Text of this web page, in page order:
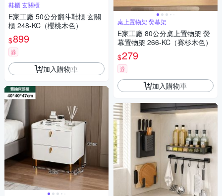
鞋櫃 玄關櫃
E家工廠 50公分翻斗鞋櫃 玄關
櫃 248-KC（櫻桃木色）
$899
券
加入購物車
桌上置物架 熒幕架
E家工廠 80公分桌上置物架 熒
幕置物架 266-KC（賽杉木色）
$279
券
加入購物車